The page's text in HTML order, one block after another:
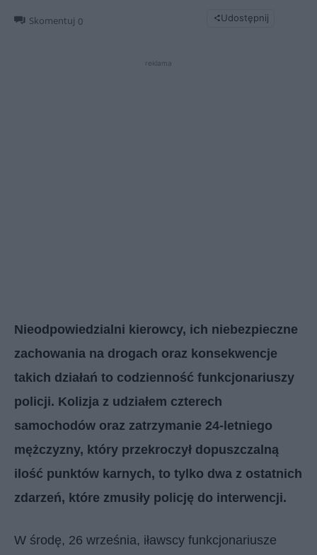
Skomentuj 0 Udostępnij
reklama
Nieodpowiedzialni kierowcy, ich niebezpieczne
zachowania na drogach oraz konsekwencje
takich działań to codzienność funkcjonariuszy
policji. Kolizja z udziałem czterech
samochodów oraz zatrzymanie 24-letniego
mężczyzny, który przekroczył dopuszczalną
ilość punktów karnych, to tylko dwa z ostatnich
zdarzeń, które zmusiły policję do interwencji.
W środę, 26 września, iławscy funkcjonariusze